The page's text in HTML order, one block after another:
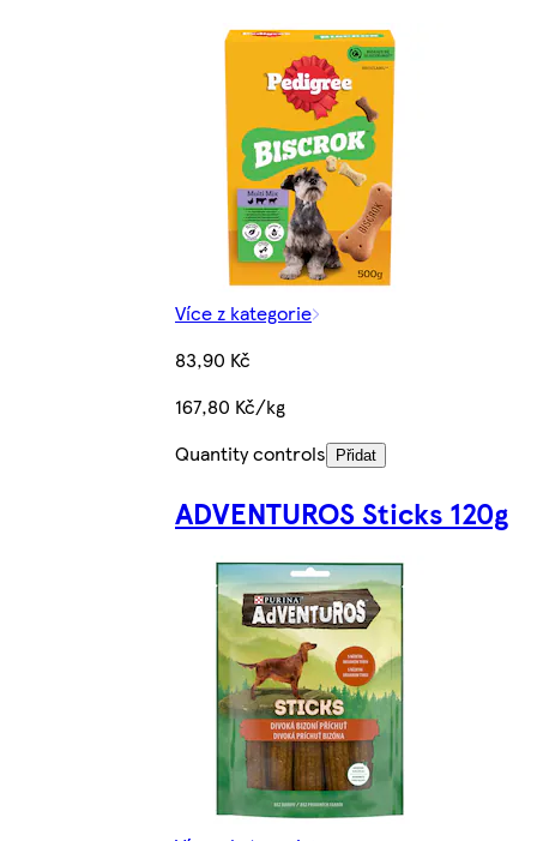
Více z kategorie
83,90 Kč
167,80 Kč/kg
Quantity controls
Přidat
ADVENTUROS Sticks 120g